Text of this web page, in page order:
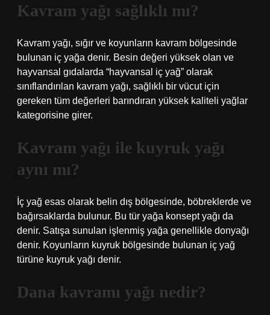
Kavram yağı sağlıklı mı?
Kavram yağı, sığır ve koyunların kavram bölgesinde
bulunan iç yağa denir. Besin değeri yüksek olan ve
hayvansal gıdalarda “hayvansal iç yağ” olarak
sınıflandırılan kavram yağı, sağlıklı bir vücut için
gereken tüm değerleri barındıran yüksek kaliteli yağlar
kategorisine girer.
Kavram yağı ile kuyruk yağı
aynı mı?
İç yağ esas olarak belin dış bölgesinde, böbreklerde ve
bağırsaklarda bulunur. Bu tür yağa konsept yağı da
denir. Satışa sunulan işlenmiş yağa genellikle donyağı
denir. Koyunların kuyruk bölgesinde bulunan iç yağ
türüne kuyruk yağı denir.
Dana kavramı yağı nedir?